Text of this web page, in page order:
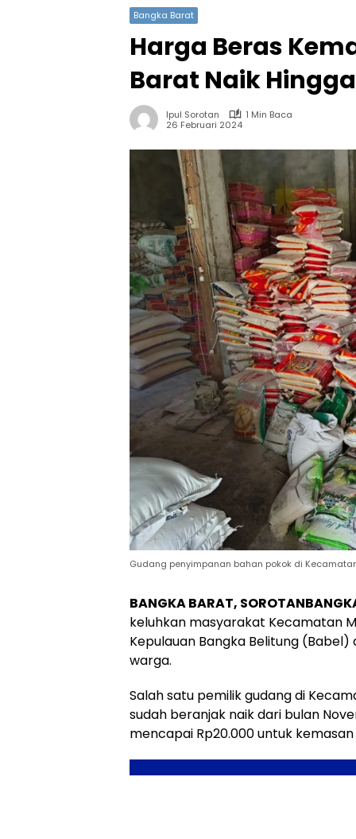
Bangka Barat
Harga Beras
Barat Naik
Ipul Sorotan
1 Min Baca
26 Februari 2024
Gudang penyimpanan bahan pokok di
BANGKA BARAT,
keluhkan masyarakat Kecamatan
Kepulauan Bangka Belitung
warga.
Salah satu pemilik gudang di
sudah beranjak naik dari bulan
mencapai Rp20.000 untuk